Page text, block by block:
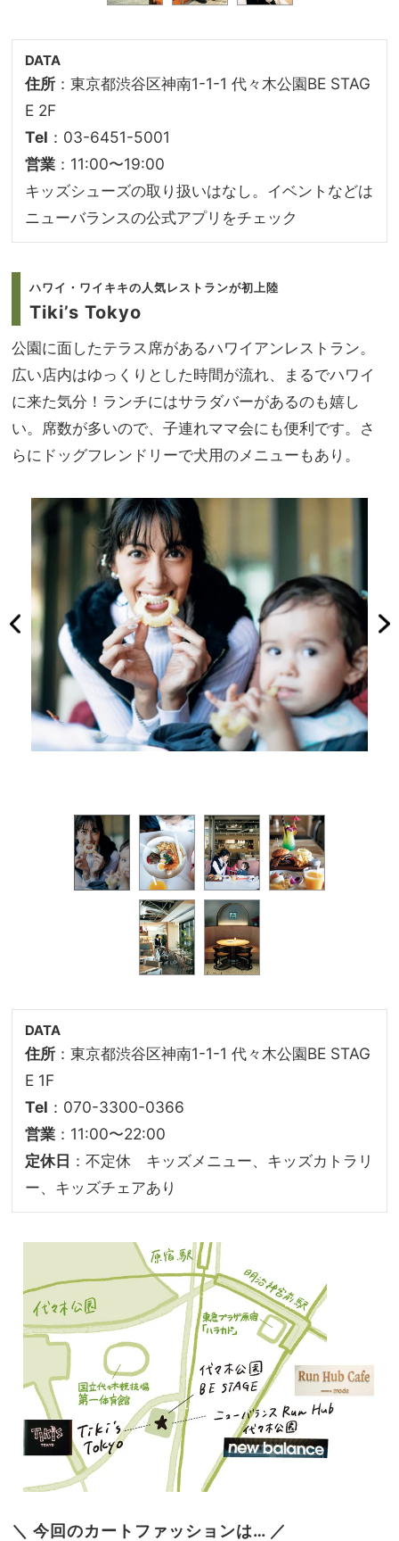
DATA
住所 ：東京都渋谷区神南1-1-1 代々木公園BE STAG
E 2F
Tel ：03-6451-5001
営業 ：11:00〜19:00
キッズシューズの取り扱いはなし。イベントなどは
ニューバランスの公式アプリをチェック
ハワイ・ワイキキの人気レストランが初上陸
Tiki’s Tokyo
公園に面したテラス席があるハワイアンレストラン。
広い店内はゆっくりとした時間が流れ、まるでハワイ
に来た気分！ランチにはサラダバーがあるのも嬉し
い。席数が多いので、子連れママ会にも便利です。さ
らにドッグフレンドリーで犬用のメニューもあり。
DATA
住所 ：東京都渋谷区神南1-1-1 代々木公園BE STAG
E 1F
Tel ：070-3300-0366
営業 ：11:00〜22:00
定休日 ：不定休 キッズメニュー、キッズカトラリ
ー、キッズチェアあり
＼ 今回のカートファッションは… ／